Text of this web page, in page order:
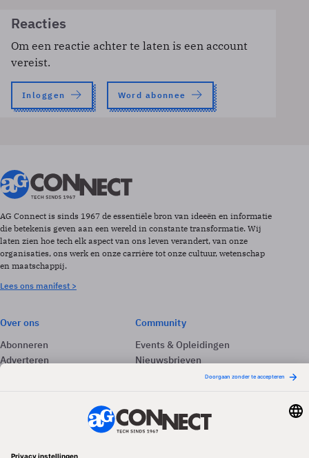
Reacties
Om een reactie achter te laten is een account
vereist.
Inloggen Word abonnee
AG Connect is sinds 1967 de essentiële bron van ideeën en informatie
die betekenis geven aan een wereld in constante transformatie. Wij
laten zien hoe tech elk aspect van ons leven verandert, van onze
organisaties, ons werk en onze carrière tot onze cultuur, wetenschap
en maatschappij.
Lees ons manifest >
Over ons
Abonneren
Adverteren
Community
Events & Opleidingen
Nieuwsbrieven
Volg ons